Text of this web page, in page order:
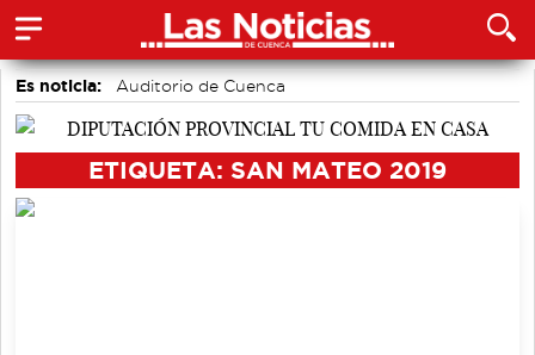
Es noticia:
Auditorio de Cuenca
Actividades culturales en Cuenca
ETIQUETA: SAN MATEO 2019